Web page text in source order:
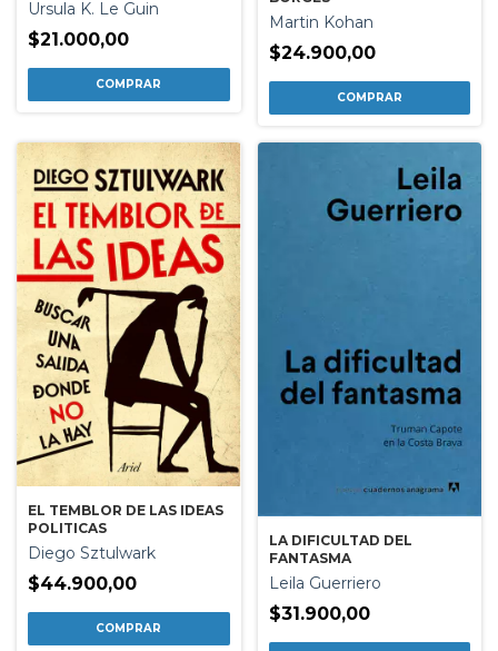
Ursula K. Le Guin
$21.000,00
Martin Kohan
$24.900,00
EL TEMBLOR DE LAS IDEAS
POLITICAS
Diego Sztulwark
$44.900,00
LA DIFICULTAD DEL
FANTASMA
Leila Guerriero
$31.900,00